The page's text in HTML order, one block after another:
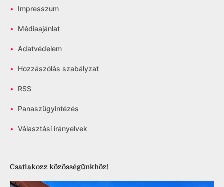
• Impresszum
• Médiaajánlat
• Adatvédelem
• Hozzászólás szabályzat
• RSS
• Panaszügyintézés
• Választási irányelvek
Csatlakozz közösségünkhöz!